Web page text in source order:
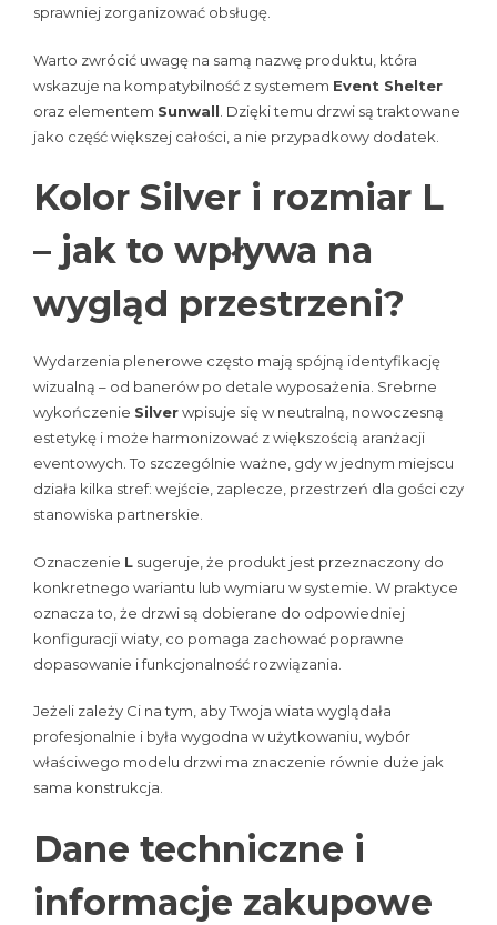
sprawniej zorganizować obsługę.
Warto zwrócić uwagę na samą nazwę produktu, która
wskazuje na kompatybilność z systemem Event Shelter
oraz elementem Sunwall . Dzięki temu drzwi są traktowane
jako część większej całości, a nie przypadkowy dodatek.
Kolor Silver i rozmiar L
– jak to wpływa na
wygląd przestrzeni?
Wydarzenia plenerowe często mają spójną identyfikację
wizualną – od banerów po detale wyposażenia. Srebrne
wykończenie Silverwpisuje się w neutralną, nowoczesną
estetykę i może harmonizować z większością aranżacji
eventowych. To szczególnie ważne, gdy w jednym miejscu
działa kilka stref: wejście, zaplecze, przestrzeń dla gości czy
stanowiska partnerskie.
Oznaczenie L sugeruje, że produkt jest przeznaczony do
konkretnego wariantu lub wymiaru w systemie. W praktyce
oznacza to, że drzwi są dobierane do odpowiedniej
konfiguracji wiaty, co pomaga zachować poprawne
dopasowanie i funkcjonalność rozwiązania.
Jeżeli zależy Ci na tym, aby Twoja wiata wyglądała
profesjonalnie i była wygodna w użytkowaniu, wybór
właściwego modelu drzwi ma znaczenie równie duże jak
sama konstrukcja.
Dane techniczne i
informacje zakupowe